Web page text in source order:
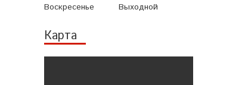
Воскресенье
Выходной
Карта